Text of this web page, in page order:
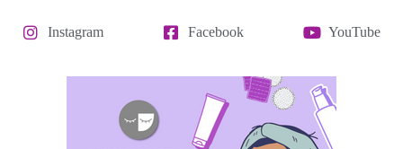
Instagram Facebook YouTube